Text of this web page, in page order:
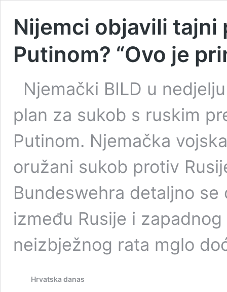
Nijemci objavili tajni
Putinom? “Ovo je
Njemački BILD u
plan za sukob s ruskim
Putinom. Njemačka
oružani sukob protiv
Bundeswehra detaljno
između Rusije i
neizbježnog rata mglo
Hrvatska danas